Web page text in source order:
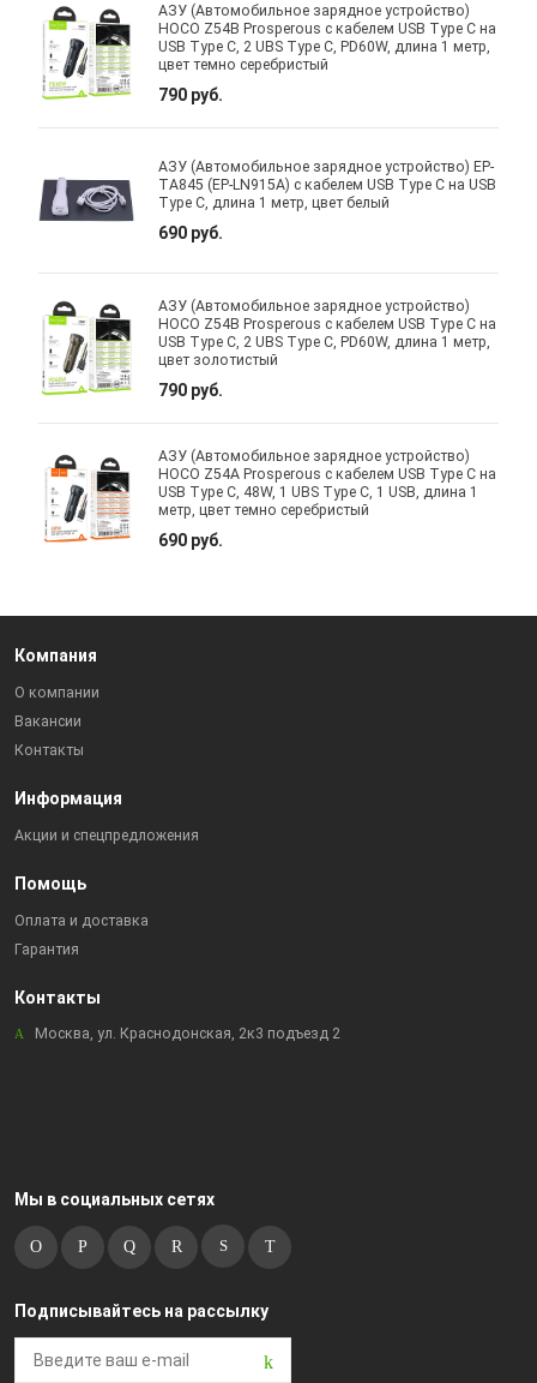
АЗУ (Автомобильное зарядное устройство)
HOCO Z54B Prosperous с кабелем USB Type C на
USB Type C, 2 UBS Type C, PD60W, длина 1 метр,
цвет темно серебристый
790 руб.
АЗУ (Автомобильное зарядное устройство) EP-
TA845 (EP-LN915A) c кабелем USB Type C на USB
Type C, длина 1 метр, цвет белый
690 руб.
АЗУ (Автомобильное зарядное устройство)
HOCO Z54B Prosperous с кабелем USB Type C на
USB Type C, 2 UBS Type C, PD60W, длина 1 метр,
цвет золотистый
790 руб.
АЗУ (Автомобильное зарядное устройство)
HOCO Z54A Prosperous с кабелем USB Type C на
USB Type C, 48W, 1 UBS Type C, 1 USB, длина 1
метр, цвет темно серебристый
690 руб.
Компания
О компании
Вакансии
Контакты
Информация
Акции и спецпредложения
Помощь
Оплата и доставка
Гарантия
Контакты
Москва, ул. Краснодонская, 2к3 подъезд 2
Мы в социальных сетях
Подписывайтесь на рассылку